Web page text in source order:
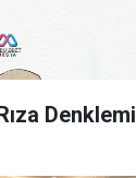
Denklemi